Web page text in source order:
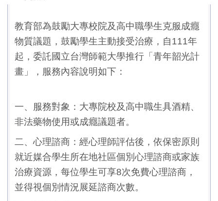
教育部為鼓勵大專校院及高中職學生克服成癮
物質議題，鼓勵學生主動接受治療，自111年
起，委託國立台灣師範大學推行「青年韶光計
畫」，服務內容說明如下：
一、服務對象：大專院校及高中職生具酒精、
非法藥物使用或成癮議題者。
二、心理諮商：經心理師評估後，依保密原則
就近媒合學生所在地社區個別心理諮商或家族
治療資源，每位學生可享8次免費心理諮商，
並得視個別情況展延諮商次數。